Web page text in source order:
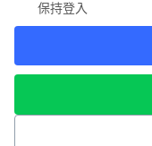
保持登入